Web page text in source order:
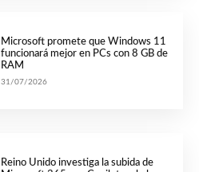
Microsoft promete que Windows 11
funcionará mejor en PCs con 8 GB de
RAM
31/07/2026
Reino Unido investiga la subida de